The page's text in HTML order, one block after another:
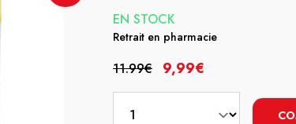
EN STOCK
Retrait en pharmacie
11.99€ 9,99€